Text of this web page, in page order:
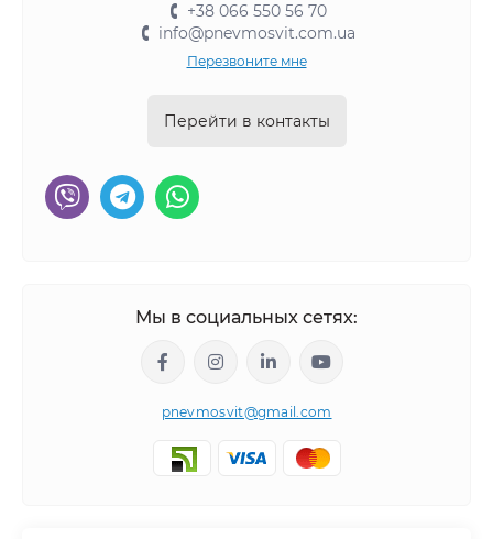
+38 066 550 56 70
info@pnevmosvit.com.ua
Перезвоните мне
Перейти в контакты
Мы в социальных сетях:
pnevmosvit@gmail.com